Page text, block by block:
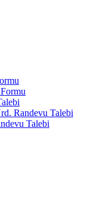
Randevu Talebi
Talebi